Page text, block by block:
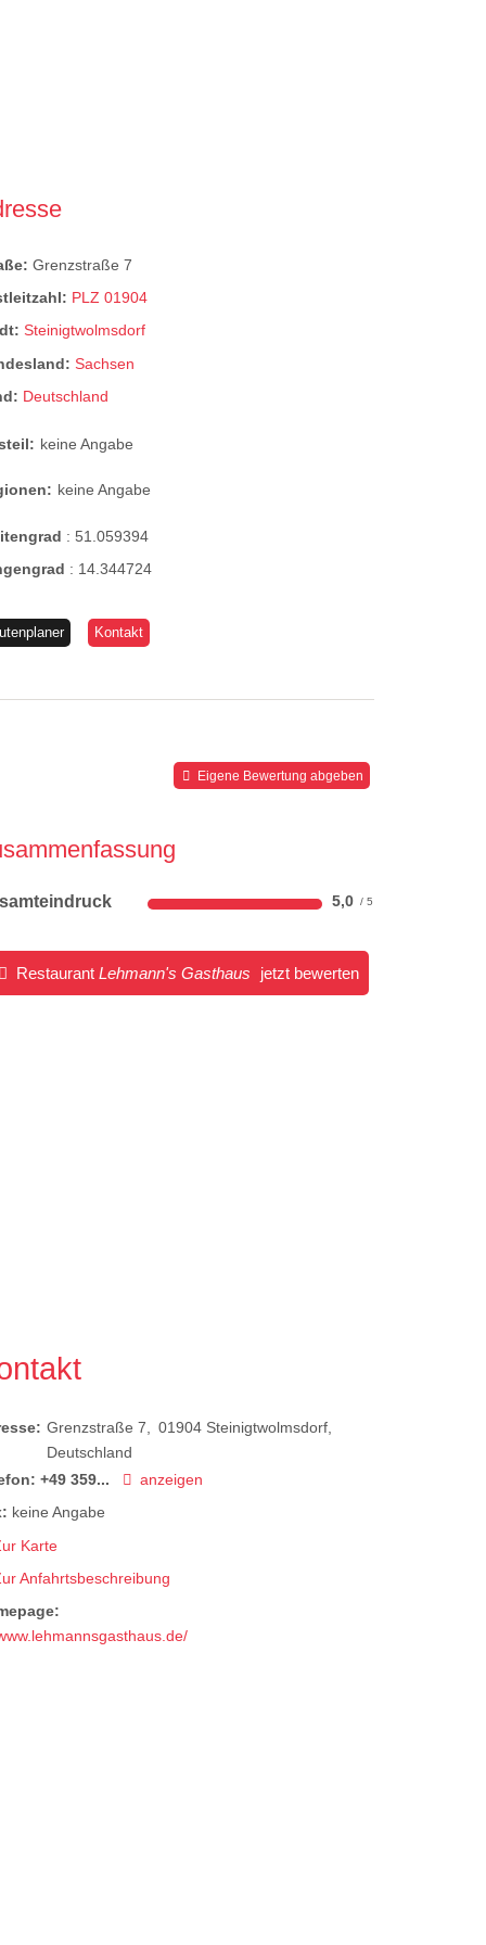
Grenzstraße 7
PLZ 01904
Steinigtwolmsdorf
Sachsen
Deutschland
keine Angabe
keine Angabe
:51.059394
: 14.344724
Kontakt
Eigene Bewertung abgeben
5,0
RestaurantLehmann's Gasthaus jetzt bewerten
Grenzstraße 7 01904 Steinigtwolmsdorf
Deutschland
+49 359...
anzeigen
keine Angabe
Karte
Anfahrtsbeschreibung